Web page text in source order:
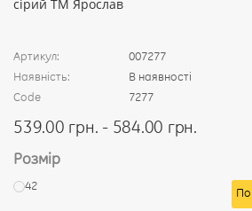
Артикул:
007277
Наявність:
В наявності
Code
7277
539.00 грн. - 584.00 грн.
Розмір
42